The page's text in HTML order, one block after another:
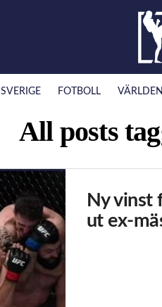
SVERIGE FOTBOLL VÄRLDEN
All posts
Ny vinst
ut ex-